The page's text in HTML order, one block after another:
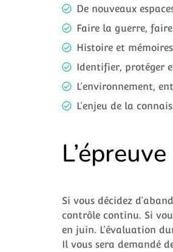
De nouveaux
Faire la guerre,
Histoire et mémoires
Identifier, protéger
L’environnement,
L’enjeu de la
L’épreuve
Si vous décidez
contrôle continu. Si
en juin. L’évaluation
Il vous sera demandé